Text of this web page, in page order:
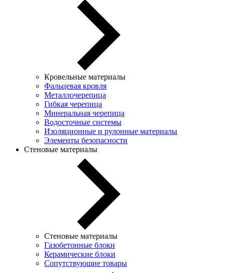
Кровельные материалы
Фальцевая кровля
Металлочерепица
Гибкая черепица
Минеральная черепица
Водосточные системы
Изоляционные и рулонные материалы
Элементы безопасности
Стеновые материалы
Стеновые материалы
Газобетонные блоки
Керамические блоки
Сопутствующие товары